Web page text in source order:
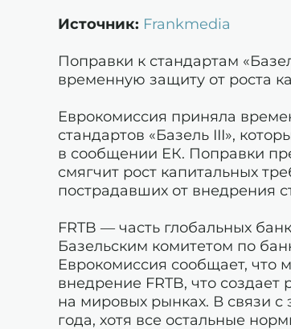
Источник: Frankmedia
Поправки к стандартам
временную защиту от роста
Еврокомиссия приняла
стандартов «Базель III»,
в сообщении ЕК. Поправки
смягчит рост капитальных
пострадавших от внедрения
FRTB — часть глобальных
Базельским комитетом по
Еврокомиссия сообщает,
внедрение FRTB, что создает
на мировых рынках. В связи с
года, хотя все остальные